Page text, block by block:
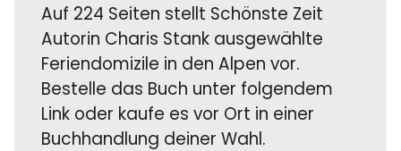
Auf 224 Seiten stellt Schönste Zeit
Autorin Charis Stank ausgewählte
Feriendomizile in den Alpen vor.
Bestelle das Buch unter folgendem
Link oder kaufe es vor Ort in einer
Buchhandlung deiner Wahl.